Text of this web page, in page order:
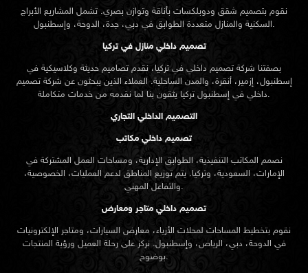
نقوم بتصميم شقق ودوبلكسات بأناقة وتوازن بصري. تشمل المشاريع الأبراج
السكنية والمنازل متعددة الطوابق في دبي، جدة، الدوحة، وإسطنبول.
تصميم داخلي منازل في تركيا
بصفتنا شركة تصميم داخلي في تركيا، نقدم تصاميم حديثة وكلاسيكية في
إسطنبول، إزمير، أنقرة، والمدن الساحلية. العملاء الذين يبحثون عن شركة تصميم
داخلي في إسطنبولتركيا يثقون بنا لما نقدمه من خدمات متكاملة.
التصميم الداخلي التجاري
تصميم داخلي مكاتب
نصمم المكاتب التنفيذية، الطوابق الإدارية، ومساحات العمل المشتركة في
الإمارات، السعودية، وتركيا. يتم توزيع المناطق لدعم العمليات، الخصوصية،
والتفاعل المهني.
تصميم داخلي متاجر ومعارض
نقوم بتخطيط المساحات لمحلات الأزياء، معارض السيارات، ومتاجر الإلكترونيات
في الدوحة، دبي، الرياض، وإسطنبول. نركز على رحلة العميل ورؤية المنتجات
بوضوح.